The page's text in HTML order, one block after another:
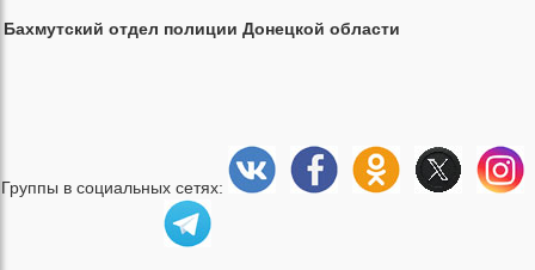
Бахмутский отдел полиции Донецкой области
Группы в социальных сетях: